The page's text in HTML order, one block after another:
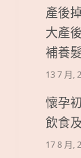
產後
大產
補養髮
13 7 月,
懷孕
飲食
17 8 月,